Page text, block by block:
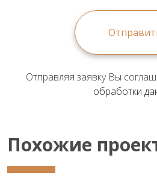
Отправляя заявку Вы
обработки
Похожие